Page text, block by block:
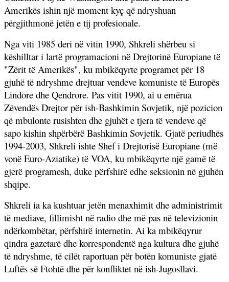
Amerikës ishin një moment kyç që ndryshuan
përgjithmonë jetën e tij profesionale.
Nga viti 1985 deri në vitin 1990, Shkreli shërbeu si
këshilltar i lartë programacioni në Drejtorinë Europiane të
"Zërit të Amerikës", ku mbikëqyrte programet për 18
gjuhë të ndryshme drejtuar vendeve komuniste të Europës
Lindore dhe Qendrore. Pas vitit 1990, ai u emërua
Zëvendës Drejtor për ish-Bashkimin Sovjetik, një pozicion
që mbulonte rusishten dhe gjuhët e tjera të vendeve që
sapo kishin shpërbërë Bashkimin Sovjetik. Gjatë periudhës
1994-2003, Shkreli ishte Shef i Drejtorisë Europiane (më
vonë Euro-Aziatike) të VOA, ku mbikëqyrte një gamë të
gjerë programesh, duke përfshirë edhe seksionin në gjuhën
shqipe.
Shkreli ia ka kushtuar jetën menaxhimit dhe administrimit
të mediave, fillimisht në radio dhe më pas në televizionin
ndërkombëtar, përfshirë internetin. Ai ka mbikëqyrur
qindra gazetarë dhe korrespondentë nga kultura dhe gjuhë
të ndryshme, të cilët raportuan për botën komuniste gjatë
Luftës së Ftohtë dhe për konfliktet në ish-Jugosllavi.